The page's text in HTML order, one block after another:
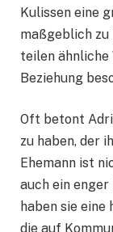
Kulissen eine
maßgeblich
teilen ähnliche
Beziehung
Oft betont
zu haben, der
Ehemann ist
auch ein
haben sie
die auf